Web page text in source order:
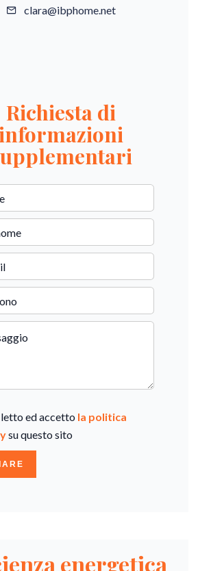
clara@ibphome.net
Richiesta di
informazioni
ed accetto la politica
su questo sito
energetica